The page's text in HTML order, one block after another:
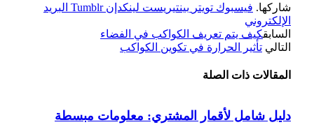
شاركها. فيسبوك تويتر بينتيريست لينكدإن Tumblr البريد
الإلكتروني
السابقكيف يتم تعريف الكواكب في الفضاء
التالي تأثير الحرارة في تكوين الكواكب
المقالاتذات الصلة
دليل شامل لأقمار المشتري: معلومات مبسطة